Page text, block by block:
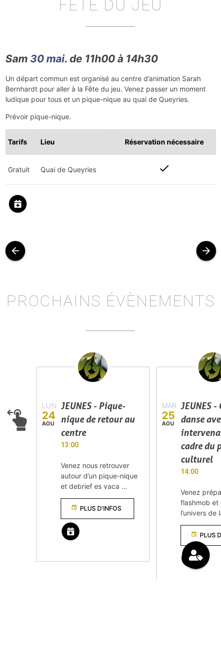
FÊTE DU JEU
Sam 30 mai.de 11h00 à 14h30
Un départ commun est organisé au centre d’animation Sarah
Bernhardt pour aller à la Fête du jeu. Venez passer un moment
ludique pour tous et un pique-nique au quai de Queyries.
Prévoir pique-nique.
Tarifs Lieu Réservation nécessaire
Gratuit Quai de Queyries check
arrow_back arrow_forward
PROCHAINS ÉVÈNEMENTS
LUN
24
AOU
JEUNES - Pique-
nique de retour au
centre
13:00
Venez nous retrouver
autour d’un pique-nique
et debrief es vaca ...
event PLUS D'INFOS
MAR
25
AOU
JEUNES -
danse
cadre du
culturel
14:00
Venez
flashmob et
l’univers de
event PLUS